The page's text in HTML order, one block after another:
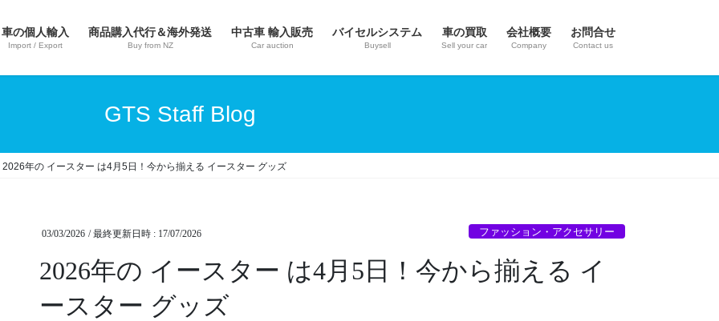
車の個人輸入
Import / Export
商品購入代行＆海外発送
Buy from NZ
中古車 輸入販売
Car auction
バイセルシステム
Buysell
車の買取
Sell your car
会社概要
Company
お問合せ
Contact us
GTS Staff Blog
2026年の イースター は4月5日！今から揃える イースター グッズ
03/03/2026 / 最終更新日時 : 17/07/2026 ファッション・アクセサリー
2026年の イースター は4月5日！今から揃える イ
ースター グッズ